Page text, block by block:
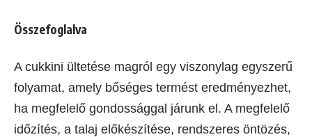
Összefoglalva
A cukkini ültetése magról egy viszonylag egyszerű
folyamat, amely bőséges termést eredményezhet,
ha megfelelő gondossággal járunk el. A megfelelő
időzítés, a talaj előkészítése, rendszeres öntözés,